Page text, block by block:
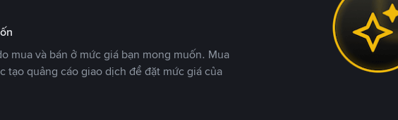
mua và bán ở mức giá bạn mong muốn. Mua
tạo quảng cáo giao dịch để đặt mức giá của